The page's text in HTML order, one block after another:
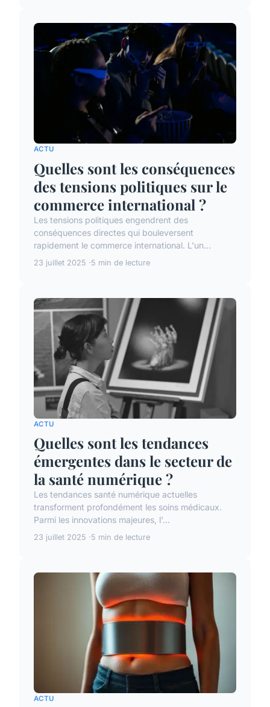
ACTU
Quelles sont les conséquences
des tensions politiques sur le
commerce international ?
Les tensions politiques engendrent des
conséquences directes qui bouleversent
rapidement le commerce international. L'un...
23 juillet 2025 5 min de lecture
ACTU
Quelles sont les tendances
émergentes dans le secteur de
la santé numérique ?
Les tendances santé numérique actuelles
transforment profondément les soins médicaux.
Parmi les innovations majeures, l'...
23 juillet 2025 5 min de lecture
ACTU